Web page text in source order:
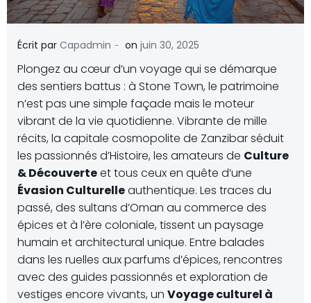
Écrit par Capadmin - on juin 30, 2025
Plongez au cœur d’un voyage qui se démarque
des sentiers battus : à Stone Town, le patrimoine
n’est pas une simple façade mais le moteur
vibrant de la vie quotidienne. Vibrante de mille
récits, la capitale cosmopolite de Zanzibar séduit
les passionnés d’Histoire, les amateurs de Culture
& Découverteet tous ceux en quête d’une
Évasion Culturelleauthentique. Les traces du
passé, des sultans d’Oman au commerce des
épices et à l’ère coloniale, tissent un paysage
humain et architectural unique. Entre balades
dans les ruelles aux parfums d’épices, rencontres
avec des guides passionnés et exploration de
vestiges encore vivants, un Voyage culturel à